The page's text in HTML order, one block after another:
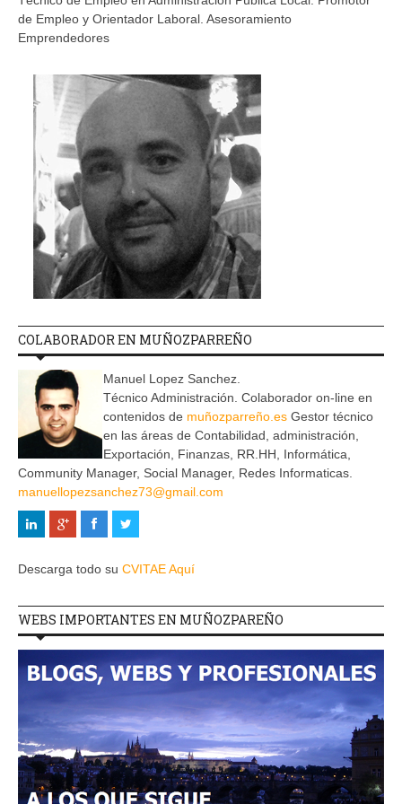
de Empleo y Orientador Laboral. Asesoramiento
Emprendedores
COLABORADOR EN MUÑOZPARREÑO
Manuel Lopez Sanchez.
Técnico Administración. Colaborador on-line en
contenidos de muñozparreño.es Gestor técnico
en las áreas de Contabilidad, administración,
Exportación, Finanzas, RR.HH, Informática,
Community Manager, Social Manager, Redes Informaticas.
manuellopezsanchez73@gmail.com
Descarga todo su CVITAE Aquí
WEBS IMPORTANTES EN MUÑOZPAREÑO